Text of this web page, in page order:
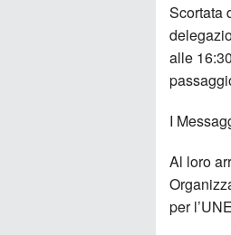
Scortata
alle
I
Al loro
per